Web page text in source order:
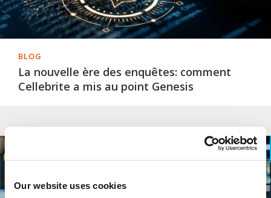
Our website uses cookies
BLOG
La nouvelle ère des enquêtes: comment
Cellebrite a mis au point Genesis